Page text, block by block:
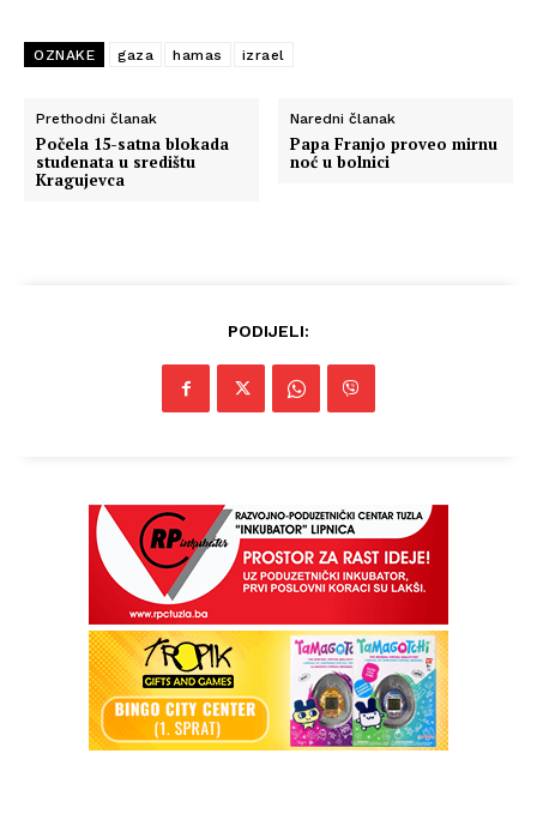
OZNAKE gaza hamas izrael
Prethodni članak
Počela 15-satna blokada
studenata u središtu
Kragujevca
Naredni članak
Papa Franjo proveo mirnu
noć u bolnici
PODIJELI: